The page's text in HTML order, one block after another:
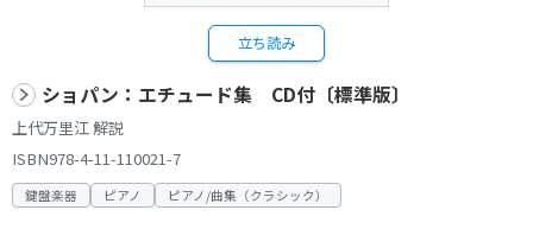
立ち読み
ショパン：エチュード集 CD付〔標準版〕
上代万里江 解説
ISBN978-4-11-110021-7
鍵盤楽器 ピアノ ピアノ/曲集（クラシック）